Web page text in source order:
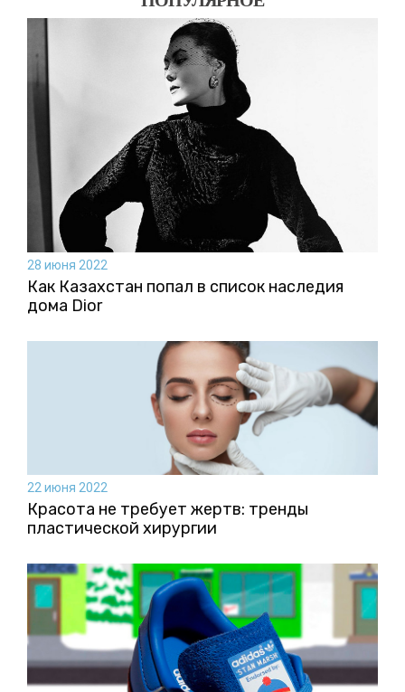
28 июня 2022
Как Казахстан попал в список наследия
дома Dior
22 июня 2022
Красота не требует жертв: тренды
пластической хирургии